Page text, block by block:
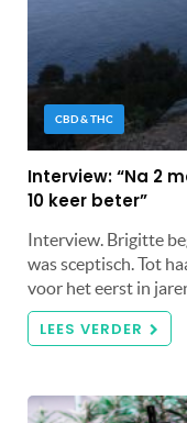
CBD & THC
Interview: “Na 2
10 keer beter”
Interview. Brigitte
was sceptisch. Tot
voor het eerst in
LEES VERDER